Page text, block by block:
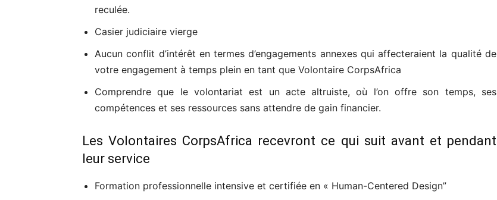
reculée.
Casier judiciaire vierge
Aucun conflit d’intérêt en termes d’engagements annexes qui affecteraient la qualité de
votre engagement à temps plein en tant que Volontaire CorpsAfrica
Comprendre que le volontariat est un acte altruiste, où l’on offre son temps, ses
compétences et ses ressources sans attendre de gain financier.
Les Volontaires CorpsAfrica recevront ce qui suit avant et pendant
leur service
Formation professionnelle intensive et certifiée en « Human-Centered Design”